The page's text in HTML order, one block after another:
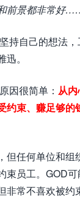
前景都非常好
持自己的想法
。
因很简单： 从
约束、赚足够的
但任何单位和组
束员工。GOD
非常不喜欢被约